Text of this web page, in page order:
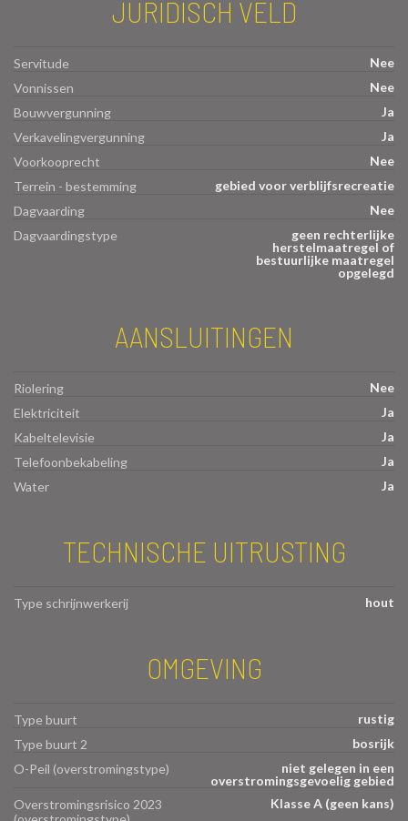
JURIDISCH VELD
Servitude
Nee
Vonnissen
Nee
Bouwvergunning
Ja
Verkavelingvergunning
Ja
Voorkooprecht
Nee
Terrein - bestemming
gebied voor verblijfsrecreatie
Dagvaarding
Nee
Dagvaardingstype
geen rechterlijke
herstelmaatregel of
bestuurlijke maatregel
opgelegd
AANSLUITINGEN
Riolering
Nee
Elektriciteit
Ja
Kabeltelevisie
Ja
Telefoonbekabeling
Ja
Water
Ja
TECHNISCHE UITRUSTING
Type schrijnwerkerij hout
OMGEVING
Type buurt
rustig
Type buurt 2
bosrijk
O-Peil (overstromingstype)
niet gelegen in een
overstromingsgevoelig gebied
Overstromingsrisico 2023
Klasse A (geen kans)